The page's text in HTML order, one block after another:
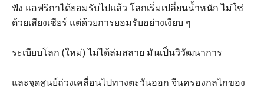
ฟัง แอฟริกาได้ยอมรับไปแล้ว โลกเริ่มเปลี่ยนน้ำหนัก ไม่ใช่
ด้วยเสียงเชียร์ แต่ด้วยการยอมรับอย่างเงียบ ๆ
ระเบียบโลก (ใหม่) ไม่ได้ล่มสลาย มันเป็นวิวัฒนาการ
และจุดศูนย์ถ่วงเคลื่อนไปทางตะวันออก จีนครองกลไกของ